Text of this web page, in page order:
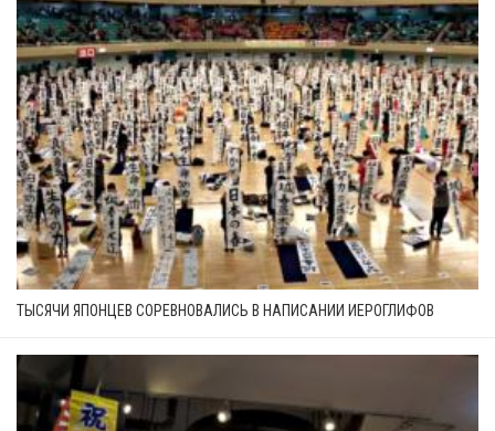
ТЫСЯЧИ ЯПОНЦЕВ СОРЕВНОВАЛИСЬ В НАПИСАНИИ ИЕРОГЛИФОВ